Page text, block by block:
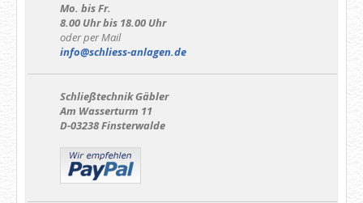
Mo. bis Fr.
8.00 Uhr bis 18.00 Uhr
oder per Mail
info@schliess-anlagen.de
Schließtechnik Gäbler
Am Wasserturm 11
D-03238 Finsterwalde